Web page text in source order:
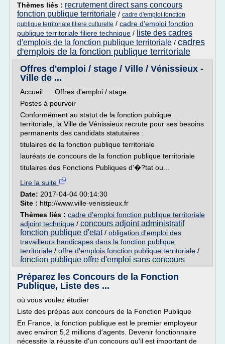
Thèmes liés : recrutement direct sans concours
fonction publique territoriale / cadre d'emploi fonction
publique territoriale filiere culturelle / cadre d'emploi fonction
publique territoriale filiere technique / liste des cadres
d'emplois de la fonction publique territoriale / cadres
d'emplois de la fonction publique territoriale
Offres d'emploi / stage / Ville / Vénissieux -
Ville de ...
Accueil Offres d'emploi / stage
Postes à pourvoir
Conformément au statut de la fonction publique
territoriale, la Ville de Vénissieux recrute pour ses besoins
permanents des candidats statutaires :
titulaires de la fonction publique territoriale
lauréats de concours de la fonction publique territoriale
titulaires des Fonctions Publiques d'�?tat ou...
Lire la suite
Date: 2017-04-04 00:14:30
Site : http://www.ville-venissieux.fr
Thèmes liés : cadre d'emploi fonction publique territoriale
adjoint technique / concours adjoint administratif
fonction publique d'etat/ obligation d'emploi des
travailleurs handicapes dans la fonction publique
territoriale / offre d'emplois fonction publique territoriale /
fonction publique offre d'emploi sans concours
Préparez les Concours de la Fonction
Publique, Liste des ...
où vous voulez étudier
Liste des prépas aux concours de la Fonction Publique
En France, la fonction publique est le premier employeur
avec environ 5,2 millions d'agents. Devenir fonctionnaire
nécessite la réussite d'un concours qu'il est important de